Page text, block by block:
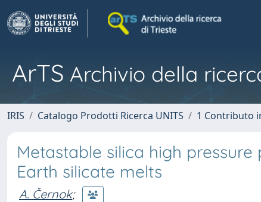
ArTS Archivio della
IRIS Catalogo Prodotti Ricerca UNITS 1 Contributo
Metastable silica high
Earth silicate melts
A. Černok;